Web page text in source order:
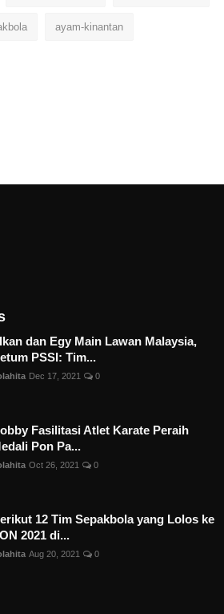
ayam-kinantan
dan Egy Main Lawan Malaysia,
PSSI: Tim...
Dec 17, 2021 0
Fasilitasi Atlet Karate Peraih
Pon Pa...
Oct 26, 2021 0
12 Tim Sepakbola yang Lolos ke
2021 di...
Aug 20, 2021 0